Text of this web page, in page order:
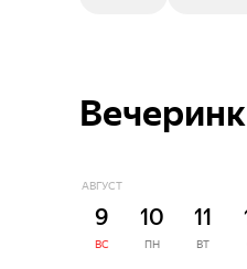
АВГУСТ
9
ВС
10
ПН
11
ВТ